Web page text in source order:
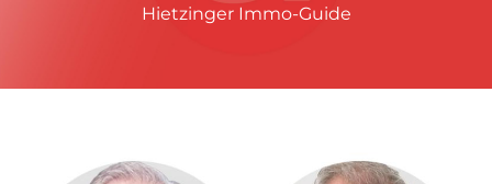
Hietzinger Immo-Guide